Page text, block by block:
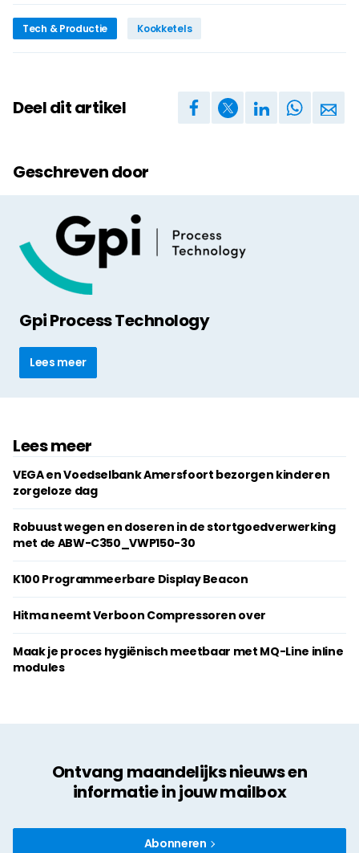
Tech & Productie Kookketels
Deel dit artikel
Geschreven door
Gpi Process Technology
Lees meer
Lees meer
VEGA en Voedselbank Amersfoort bezorgen kinderen
zorgeloze dag
Robuust wegen en doseren in de stortgoedverwerking
met de ABW-C350_VWP150-30
K100 Programmeerbare Display Beacon
Hitma neemt Verboon Compressoren over
Maak je proces hygiënisch meetbaar met MQ-Line inline
modules
Ontvang maandelijks nieuws en
informatie in jouw mailbox
Abonneren